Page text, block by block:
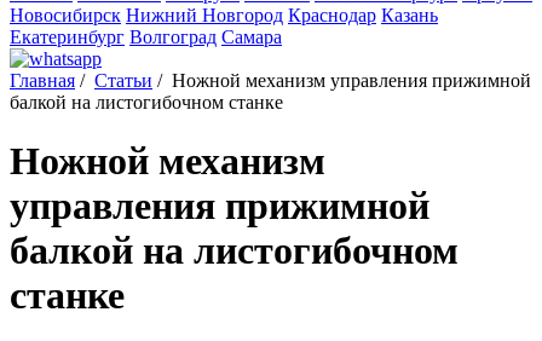
Новосибирск Нижний Новгород Краснодар Казань
Екатеринбург Волгоград Самара
Главная / Статьи / Ножной механизм управления прижимной
балкой на листогибочном станке
Ножной механизм
управления прижимной
балкой на листогибочном
станке